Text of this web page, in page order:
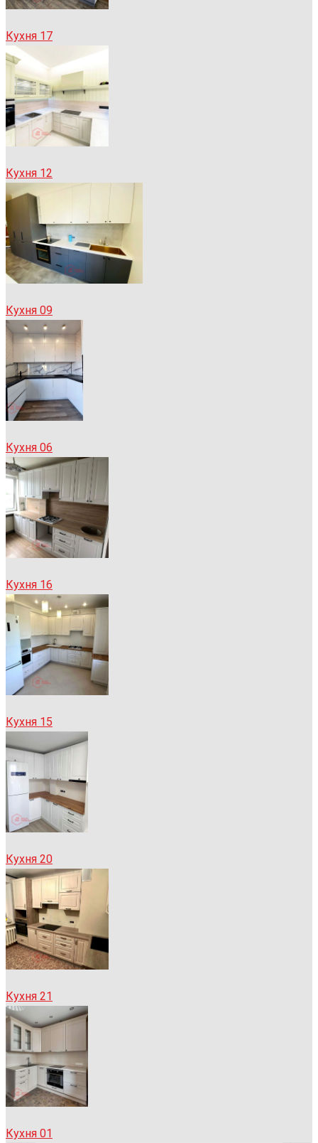
Кухня 17
Кухня 12
Кухня 09
Кухня 06
Кухня 16
Кухня 15
Кухня 20
Кухня 21
Кухня 01